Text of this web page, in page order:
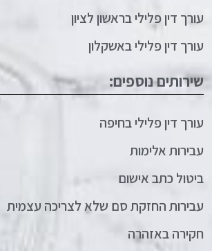
עורך דין פלילי בראשון לציון
עורך דין פלילי באשקלון
שירותים נוספים:
עורך דין פלילי בחיפה
עבירות אלימות
ביטול כתב אישום
עבירות החזקת סם שלא לצריכה עצמית
חקירה באזהרה